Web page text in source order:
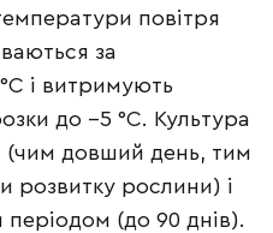
повітря
за
і витримують
до –5 °С. Культура
(чим довший день, тим
розвитку рослини) і
періодом (до 90 днів).